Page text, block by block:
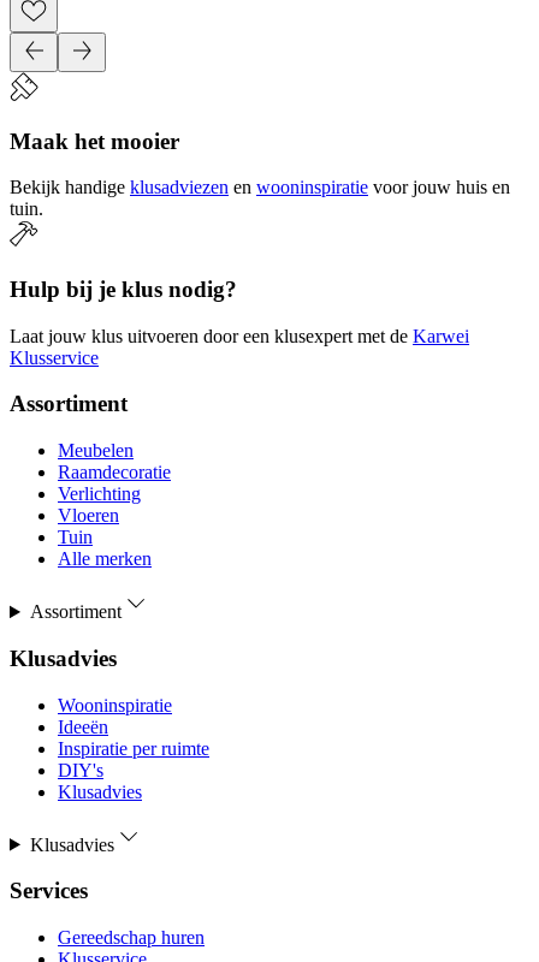
Maak het mooier
Bekijk handige klusadviezen en wooninspiratie voor jouw huis en
tuin.
Hulp bij je klus nodig?
Laat jouw klus uitvoeren door een klusexpert met de Karwei
Klusservice
Assortiment
Meubelen
Raamdecoratie
Verlichting
Vloeren
Tuin
Alle merken
Assortiment
Klusadvies
Wooninspiratie
Ideeën
Inspiratie per ruimte
DIY's
Klusadvies
Klusadvies
Services
Gereedschap huren